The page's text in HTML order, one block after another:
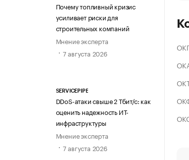
Почему топливный кризис
усиливает риски для
строительных компаний
Мнение эксперта
7 августа 2026
SERVICEPIPE
DDoS-атаки свыше 2 Тбит/с: как
оценить надежность ИТ-
инфраструктуры
Мнение эксперта
7 августа 2026